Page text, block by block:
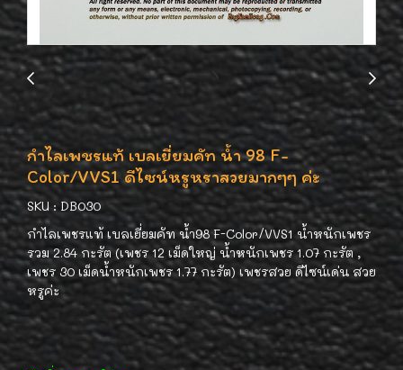
กำไลเพชรแท้ เบลเยี่ยมคัท น้ำ 98 F-
Color/VVS1 ดีไซน์หรูหราสวยมากๆๆ ค่ะ
SKU : DB030
กำไลเพชรแท้ เบลเยี่ยมคัท น้ำ98 F-Color/VVS1 น้ำหนักเพชร
รวม 2.84 กะรัต (เพชร 12 เม็ดใหญ่ น้ำหนักเพชร 1.07 กะรัต ,
เพชร 30 เม็ดน้ำหนักเพชร 1.77 กะรัต) เพชรสวย ดีไซน์เด่น สวย
หรูค่ะ